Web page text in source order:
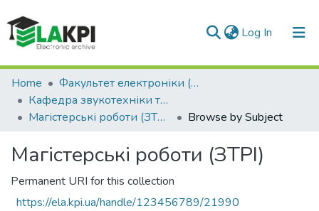
Log In (current)
Communities & Collections
All of DSpace
Home
Факультет електроніки (ФЕЛ)
Кафедра звукотехніки та реєстрації інформації (ЗТРІ)
Магістерські роботи (ЗТРІ)
Browse by Subject
Магістерські роботи (ЗТРІ)
Permanent URI for this collection
https://ela.kpi.ua/handle/123456789/21990